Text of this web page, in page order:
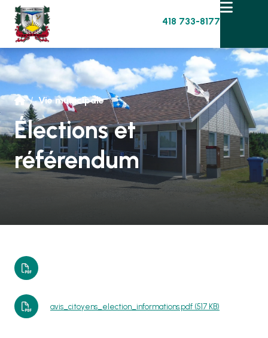
418 733-8177

 / Vie municipale
Élections et
référendum
avis_citoyens_election_informations.pdf (517 KB)